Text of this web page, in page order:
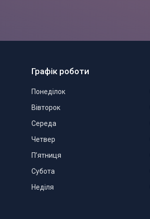
Графік роботи
Понеділок
Вівторок
Середа
Четвер
Пʼятниця
Субота
Неділя